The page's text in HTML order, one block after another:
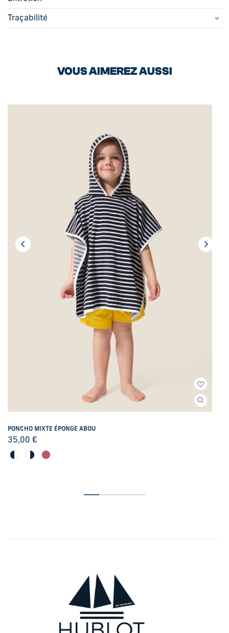
Traçabilité
VOUS AIMEREZ AUSSI
PONCHO MIXTE ÉPONGE ABOU
35,00 €